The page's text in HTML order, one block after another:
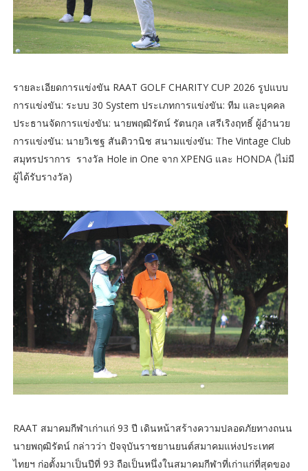
รายละเอียดการแข่งขัน RAAT GOLF CHARITY CUP 2026 รูปแบบ
การแข่งขัน: ระบบ 30 System ประเภทการแข่งขัน: ทีม และบุคคล
ประธานจัดการแข่งขัน: นายพฤฒิรัตน์ รัตนกุล เสรีเริงฤทธิ์ ผู้อำนวย
การแข่งขัน: นายวิเชฐ สันติวานิช สนามแข่งขัน: The Vintage Club
สมุทรปราการ รางวัล Hole in One จาก XPENG และ HONDA (ไม่มี
ผู้ได้รับรางวัล)
RAAT สมาคมกีฬาเก่าแก่ 93 ปี เดินหน้าสร้างความปลอดภัยทางถนน
นายพฤฒิรัตน์ กล่าวว่า ปัจจุบันราชยานยนต์สมาคมแห่งประเทศ
ไทยฯ ก่อตั้งมาเป็นปีที่ 93 ถือเป็นหนึ่งในสมาคมกีฬาที่เก่าแก่ที่สุดของ